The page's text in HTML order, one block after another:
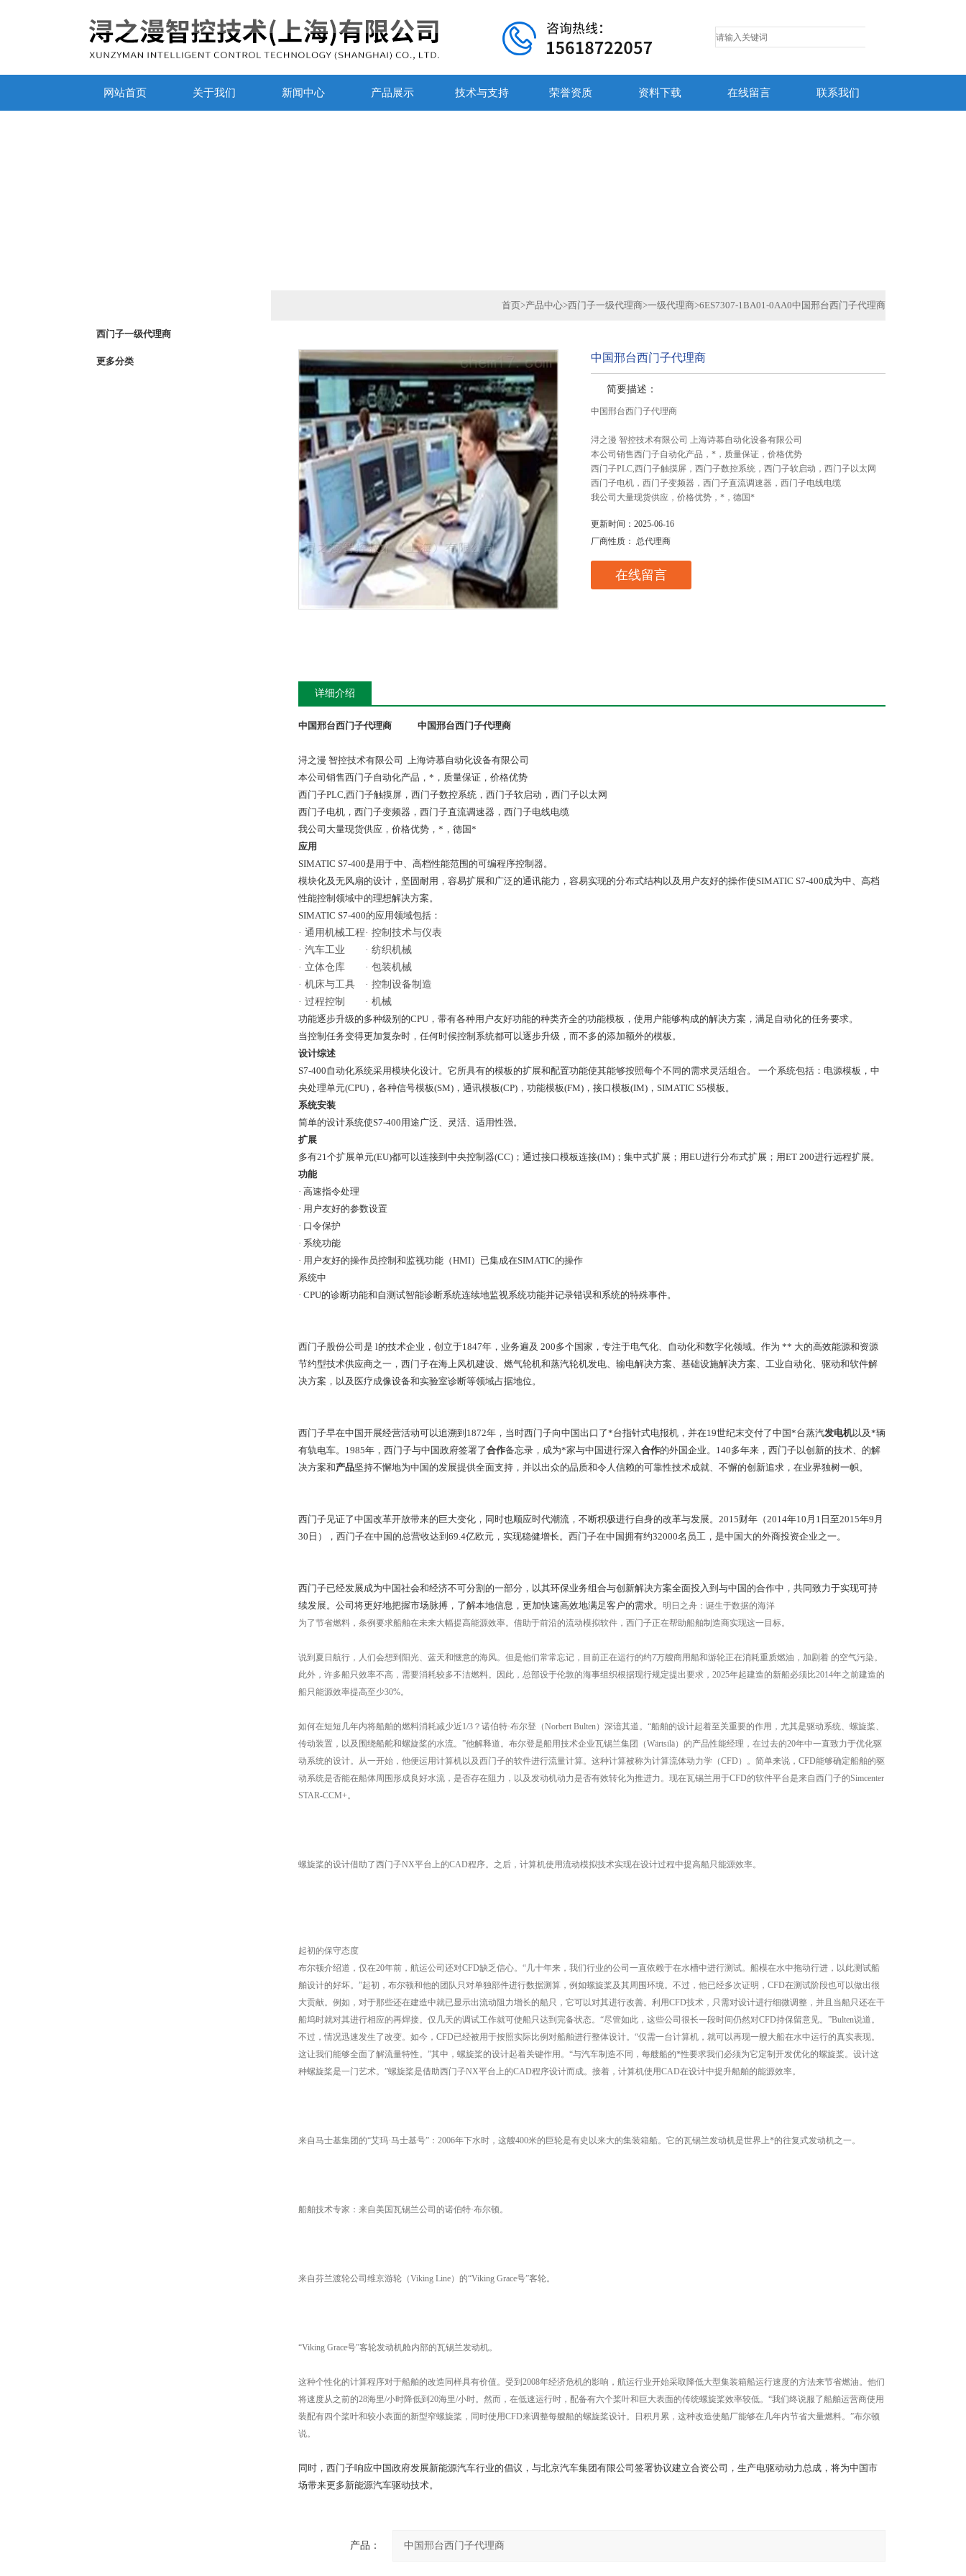
网站首页 关于我们 新闻中心 产品展示 技术与支持 荣誉资质 资料下载 在线留言 联系我们
西门子一级代理商
更多分类
首页>产品中心>西门子一级代理商>一级代理商>6ES7307-1BA01-0AA0中国邢台西门子代理商
中国邢台西门子代理商
简要描述：
中国邢台西门子代理商
浔之漫 智控技术有限公司 上海诗慕自动化设备有限公司
本公司销售西门子自动化产品，*，质量保证，价格优势
西门子PLC,西门子触摸屏，西门子数控系统，西门子软启动，西门子以太网
西门子电机，西门子变频器，西门子直流调速器，西门子电线电缆
我公司大量现货供应，价格优势，*，德国*
更新时间：2025-06-16
厂商性质： 总代理商
在线留言
详细介绍
中国邢台西门子代理商 中国邢台西门子代理商
浔之漫 智控技术有限公司 上海诗慕自动化设备有限公司
本公司销售西门子自动化产品，*，质量保证，价格优势
西门子PLC,西门子触摸屏，西门子数控系统，西门子软启动，西门子以太网
西门子电机，西门子变频器，西门子直流调速器，西门子电线电缆
我公司大量现货供应，价格优势，*，德国*
应用
SIMATIC S7-400是用于中、高档性能范围的可编程序控制器。
模块化及无风扇的设计，坚固耐用，容易扩展和广泛的通讯能力，容易实现的分布式结构以及用户友好的操作使SIMATIC S7-400成为中、高档
性能控制领域中的理想解决方案。
SIMATIC S7-400的应用领域包括：
· 通用机械工程
· 汽车工业
· 立体仓库
· 机床与工具
· 过程控制
· 控制技术与仪表
· 纺织机械
· 包装机械
· 控制设备制造
· 机械
功能逐步升级的多种级别的CPU，带有各种用户友好功能的种类齐全的功能模板，使用户能够构成的解决方案，满足自动化的任务要求。
当控制任务变得更加复杂时，任何时候控制系统都可以逐步升级，而不多的添加额外的模板。
设计综述
S7-400自动化系统采用模块化设计。它所具有的模板的扩展和配置功能使其能够按照每个不同的需求灵活组合。 一个系统包括：电源模板，中
央处理单元(CPU)，各种信号模板(SM)，通讯模板(CP)，功能模板(FM)，接口模板(IM)，SIMATIC S5模板。
系统安装
简单的设计系统使S7-400用途广泛、灵活、适用性强。
扩展
多有21个扩展单元(EU)都可以连接到中央控制器(CC)；通过接口模板连接(IM)；集中式扩展；用EU进行分布式扩展；用ET 200进行远程扩展。
功能
· 高速指令处理
· 用户友好的参数设置
· 口令保护
· 系统功能
· 用户友好的操作员控制和监视功能（HMI）已集成在SIMATIC的操作
系统中
· CPU的诊断功能和自测试智能诊断系统连续地监视系统功能并记录错误和系统的特殊事件。
西门子股份公司是 l的技术企业，创立于1847年，业务遍及 200多个国家，专注于电气化、自动化和数字化领域。作为 ** 大的高效能源和资源
节约型技术供应商之一，西门子在海上风机建设、燃气轮机和蒸汽轮机发电、输电解决方案、基础设施解决方案、工业自动化、驱动和软件解
决方案，以及医疗成像设备和实验室诊断等领域占据地位。
西门子早在中国开展经营活动可以追溯到1872年，当时西门子向中国出口了*台指针式电报机，并在19世纪末交付了中国*台蒸汽发电机以及*辆
有轨电车。1985年，西门子与中国政府签署了合作备忘录，成为*家与中国进行深入合作的外国企业。140多年来，西门子以创新的技术、的解
决方案和产品坚持不懈地为中国的发展提供全面支持，并以出众的品质和令人信赖的可靠性技术成就、不懈的创新追求，在业界独树一帜。
西门子见证了中国改革开放带来的巨大变化，同时也顺应时代潮流，不断积极进行自身的改革与发展。2015财年（2014年10月1日至2015年9月
30日），西门子在中国的总营收达到69.4亿欧元，实现稳健增长。西门子在中国拥有约32000名员工，是中国大的外商投资企业之一。
西门子已经发展成为中国社会和经济不可分割的一部分，以其环保业务组合与创新解决方案全面投入到与中国的合作中，共同致力于实现可持
续发展。公司将更好地把握市场脉搏，了解本地信息，更加快速高效地满足客户的需求。 明日之舟：诞生于数据的海洋
为了节省燃料，条例要求船舶在未来大幅提高能源效率。借助于前沿的流动模拟软件，西门子正在帮助船舶制造商实现这一目标。
说到夏日航行，人们会想到阳光、蓝天和惬意的海风。但是他们常常忘记，目前正在运行的约7万艘商用船和游轮正在消耗重质燃油，加剧着 的空气污染。
此外，许多船只效率不高，需要消耗较多不洁燃料。因此，总部设于伦敦的海事组织根据现行规定提出要求，2025年起建造的新船必须比2014年之前建造的
船只能源效率提高至少30%。
如何在短短几年内将船舶的燃料消耗减少近1/3？诺伯特·布尔登（Norbert Bulten）深谙其道。“船舶的设计起着至关重要的作用，尤其是驱动系统、螺旋桨、
传动装置，以及围绕船舵和螺旋桨的水流。”他解释道。布尔登是船用技术企业瓦锡兰集团（Wärtsilä）的产品性能经理，在过去的20年中一直致力于优化驱
动系统的设计。从一开始，他便运用计算机以及西门子的软件进行流量计算。这种计算被称为计算流体动力学（CFD）。简单来说，CFD能够确定船舶的驱
动系统是否能在船体周围形成良好水流，是否存在阻力，以及发动机动力是否有效转化为推进力。现在瓦锡兰用于CFD的软件平台是来自西门子的Simcenter
STAR-CCM+。
螺旋桨的设计借助了西门子NX平台上的CAD程序。之后，计算机使用流动模拟技术实现在设计过程中提高船只能源效率。
起初的保守态度
布尔顿介绍道，仅在20年前，航运公司还对CFD缺乏信心。“几十年来，我们行业的公司一直依赖于在水槽中进行测试。船模在水中拖动行进，以此测试船
舶设计的好坏。”起初，布尔顿和他的团队只对单独部件进行数据测算，例如螺旋桨及其周围环境。不过，他已经多次证明，CFD在测试阶段也可以做出很
大贡献。例如，对于那些还在建造中就已显示出流动阻力增长的船只，它可以对其进行改善。利用CFD技术，只需对设计进行细微调整，并且当船只还在干
船坞时就对其进行相应的再焊接。仅几天的调试工作就可使船只达到完备状态。“尽管如此，这些公司很长一段时间仍然对CFD持保留意见。”Bulten说道。
不过，情况迅速发生了改变。如今，CFD已经被用于按照实际比例对船舶进行整体设计。“仅需一台计算机，就可以再现一艘大船在水中运行的真实表现。
这让我们能够全面了解流量特性。”其中，螺旋桨的设计起着关键作用。“与汽车制造不同，每艘船的*性要求我们必须为它定制开发优化的螺旋桨。设计这
种螺旋桨是一门艺术。”螺旋桨是借助西门子NX平台上的CAD程序设计而成。接着，计算机使用CAD在设计中提升船舶的能源效率。
来自马士基集团的“艾玛·马士基号”：2006年下水时，这艘400米的巨轮是有史以来大的集装箱船。它的瓦锡兰发动机是世界上*的往复式发动机之一。
船舶技术专家：来自美国瓦锡兰公司的诺伯特·布尔顿。
来自芬兰渡轮公司维京游轮（Viking Line）的“Viking Grace号”客轮。
“Viking Grace号”客轮发动机舱内部的瓦锡兰发动机。
这种个性化的计算程序对于船舶的改造同样具有价值。受到2008年经济危机的影响，航运行业开始采取降低大型集装箱船运行速度的方法来节省燃油。他们
将速度从之前的28海里/小时降低到20海里/小时。然而，在低速运行时，配备有六个桨叶和巨大表面的传统螺旋桨效率较低。“我们终说服了船舶运营商使用
装配有四个桨叶和较小表面的新型窄螺旋桨，同时使用CFD来调整每艘船的螺旋桨设计。日积月累，这种改造使船厂能够在几年内节省大量燃料。”布尔顿
说。
同时，西门子响应中国政府发展新能源汽车行业的倡议，与北京汽车集团有限公司签署协议建立合资公司，生产电驱动动力总成，将为中国市
场带来更多新能源汽车驱动技术。
产品：